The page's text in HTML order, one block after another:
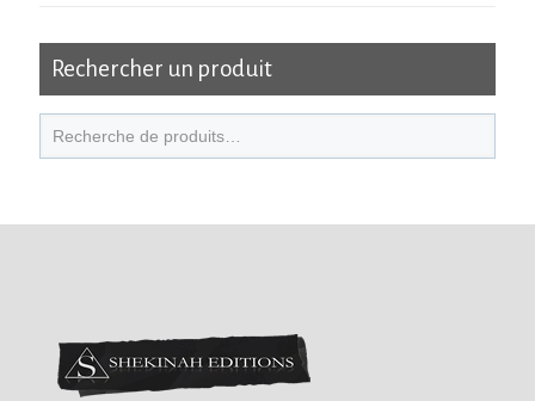
Rechercher un produit